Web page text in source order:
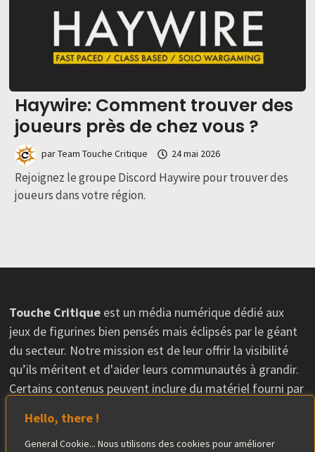
Hello, there !
General Cookie... Nous utilisons des cookies pour améliorer
Haywire: Comment trouver des
joueurs près de chez vous ?
parTeam Touche Critique 24 mai 2026
Rejoignez le groupe Discord Haywire pour trouver des
joueurs dans votre région.
Touche Critique est un média numérique dédié aux
jeux de figurines bien pensés mais éclipsés par le géant
du secteur. Notre mission est de leur offrir la visibilité
qu’ils méritent et d'aider leurs communautés à grandir.
Certains contenus peuvent inclure du matériel fourni par
éditoriale conserve une totale indépendance dans ses
critiques.